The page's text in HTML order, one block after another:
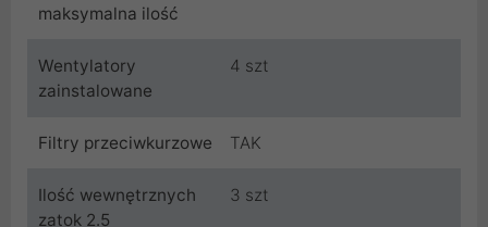
maksymalna ilość
Wentylatory
zainstalowane
4 szt
Filtry przeciwkurzowe TAK
Ilość wewnętrznych
zatok 2.5
3 szt